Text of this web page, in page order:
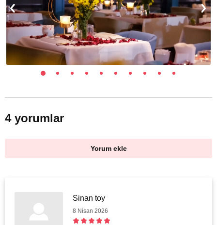
4 yorumlar
Yorum ekle
Sinan toy
8 Nisan 2026